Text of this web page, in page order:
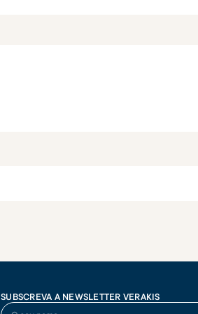
SUBSCREVA A NEWSLETTER VERAKIS
O seu nome